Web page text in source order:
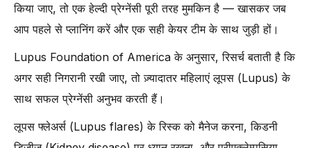
-2. मिसकैरेज (Miscarriage) के बढ़े हुए चांस
-3. प्रीटर्म लेबर और डिलीवरी (Preterm labor and delivery)
-4. प्रेग्नेंसी के दौरान लूपस फ्लेअर (Lupus flare)
-5. ब्लड क्लॉट्स और स्ट्रोक (Blood clots and stroke) का रिस्क
-6. किडनी डिजीज का बिगड़ना (Worsening kidney disease)
-7. बेबी में इन्ट्रायूटेराइन ग्रोथ रिटार्डेशन (Intrauterine Growth
किया जाए, तो एक हेल्दी प्रेग्नेंसी पूरी तरह मुमकिन है — खासकर जब
आप पहले से प्लानिंग करें और एक सही केयर टीम के साथ जुड़ी हों।
Lupus Foundation of America के अनुसार, रिसर्च बताती है कि
अगर सही निगरानी रखी जाए, तो ज़्यादातर महिलाएं लूपस (Lupus) के
साथ सफल प्रेग्नेंसी अनुभव करती हैं।
लूपस फ्लेअर्स (Lupus flares) के रिस्क को मैनेज करना, किडनी